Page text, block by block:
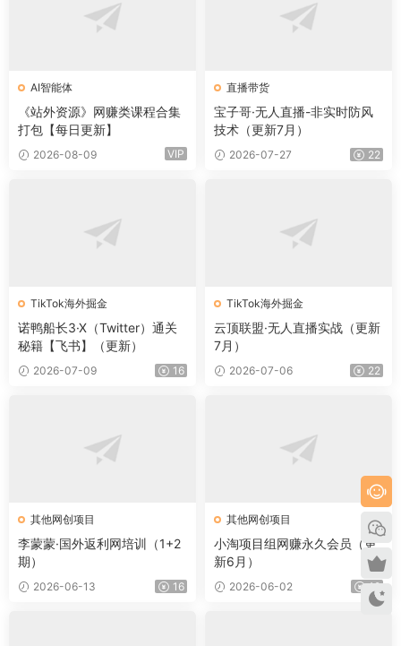
AI智能体
《站外资源》网赚类课程合集
打包【每日更新】
2026-08-09 VIP
直播带货
宝子哥·无人直播-非实时防风
技术（更新7月）
2026-07-27 22
TikTok海外掘金
诺鸭船长3·X（Twitter）通关
秘籍【飞书】（更新）
2026-07-09 16
TikTok海外掘金
云顶联盟·无人直播实战（更新
7月）
2026-07-06 22
其他网创项目
李蒙蒙·国外返利网培训（1+2
期）
2026-06-13 16
其他网创项目
小淘项目组网赚永久会员（更
新6月）
2026-06-02 12